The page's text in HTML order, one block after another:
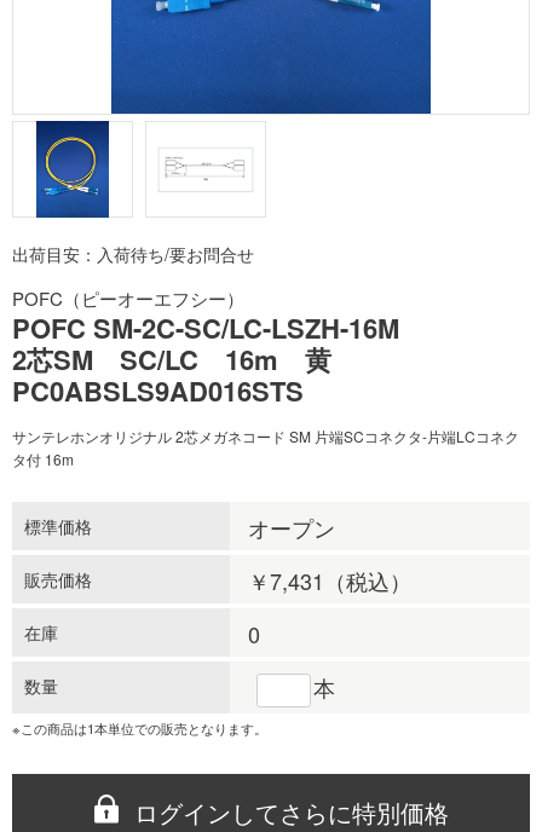
出荷目安：入荷待ち/要お問合せ
POFC（ピーオーエフシー）
POFC SM-2C-SC/LC-LSZH-16M
2芯SM SC/LC 16m 黄
PC0ABSLS9AD016STS
サンテレホンオリジナル 2芯メガネコード SM 片端SCコネクタ-片端LCコネク
タ付 16m
標準価格 オープン
販売価格 ￥7,431 （税込）
在庫 0
数量 本
※この商品は1本単位での販売となります。
ログインしてさらに特別価格